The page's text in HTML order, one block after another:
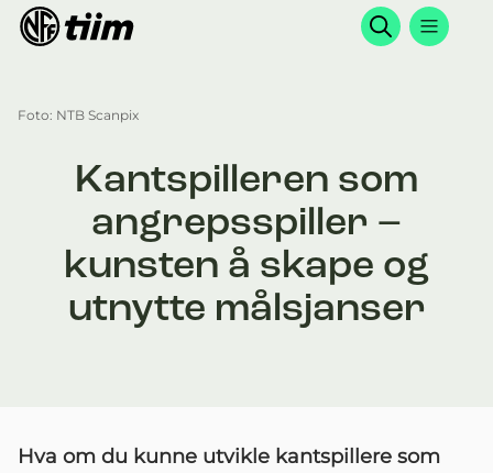
Søk
Foto: NTB Scanpix
Kantspilleren som
angrepsspiller –
kunsten å skape og
utnytte målsjanser
Hva om du kunne utvikle kantspillere som